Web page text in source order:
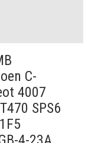
C-
4007
SPS6